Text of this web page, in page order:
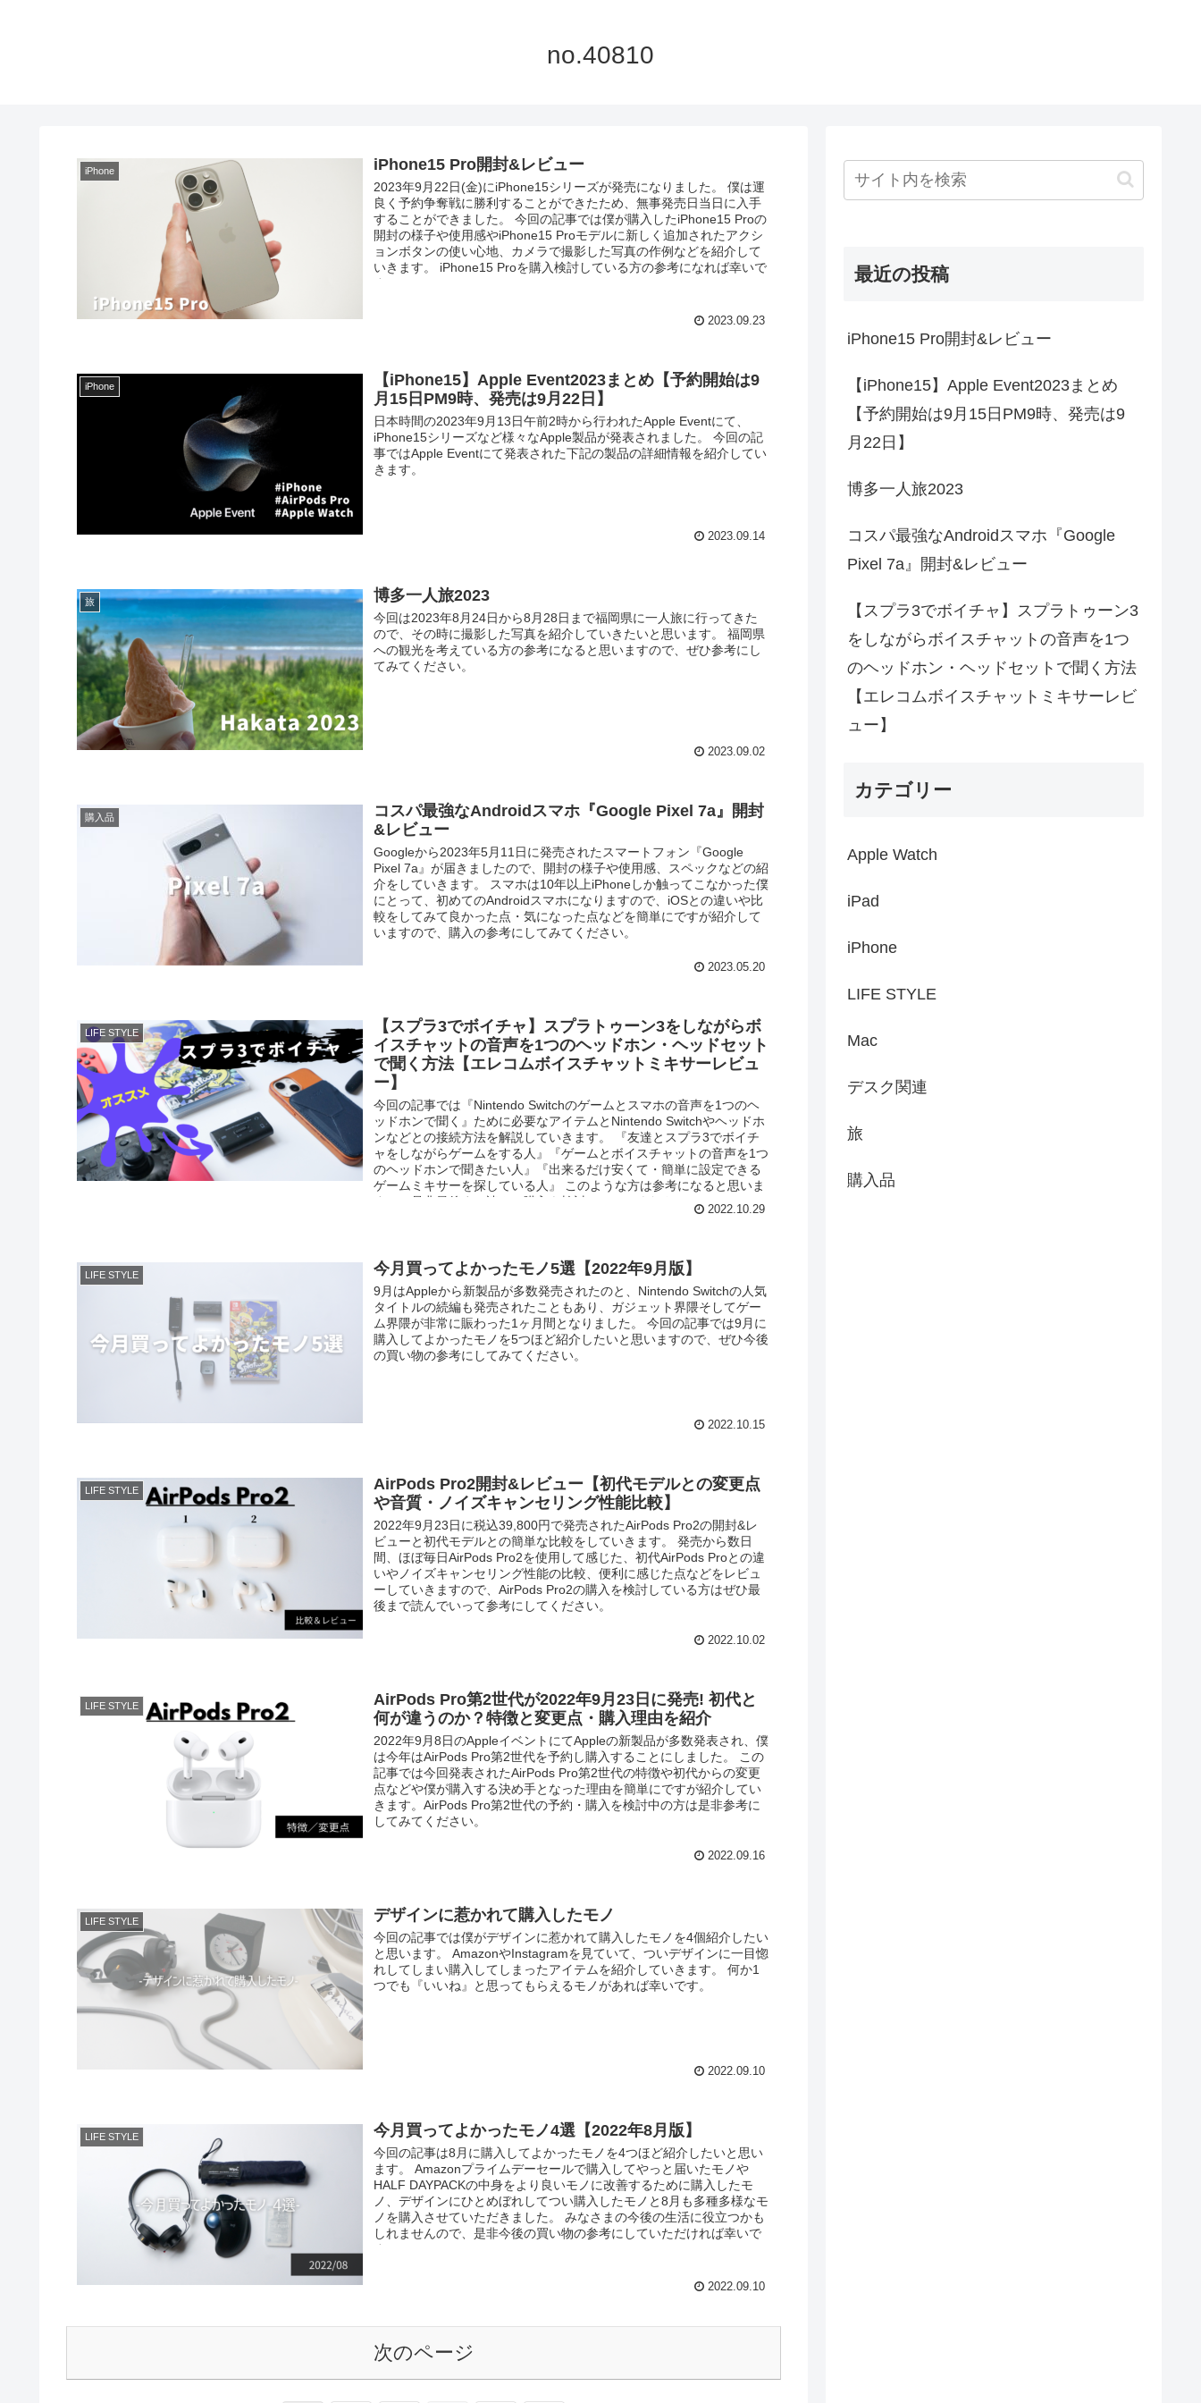
no.40810
iPhone iPhone15 Pro開封&レビュー
2023年9月22日(金)にiPhone15シリーズが発売になりました。 僕は運
良く予約争奪戦に勝利することができたため、無事発売日当日に入手
することができました。 今回の記事では僕が購入したiPhone15 Proの
開封の様子や使用感やiPhone15 Proモデルに新しく追加されたアクシ
ョンボタンの使い心地、カメラで撮影した写真の作例などを紹介して
いきます。 iPhone15 Proを購入検討している方の参考になれば幸いで
す。
2023.09.23
iPhone
【iPhone15】Apple Event2023まとめ【予約開始は9
月15日PM9時、発売は9月22日】
日本時間の2023年9月13日午前2時から行われたApple Eventにて、
iPhone15シリーズなど様々なApple製品が発表されました。 今回の記
事ではApple Eventにて発表された下記の製品の詳細情報を紹介してい
きます。
2023.09.14
旅 博多一人旅2023
今回は2023年8月24日から8月28日まで福岡県に一人旅に行ってきた
ので、その時に撮影した写真を紹介していきたいと思います。 福岡県
への観光を考えている方の参考になると思いますので、ぜひ参考にし
てみてください。
2023.09.02
購入品
コスパ最強なAndroidスマホ『Google Pixel 7a』開封
&レビュー
Googleから2023年5月11日に発売されたスマートフォン『Google
Pixel 7a』が届きましたので、開封の様子や使用感、スペックなどの紹
介をしていきます。 スマホは10年以上iPhoneしか触ってこなかった僕
にとって、初めてのAndroidスマホになりますので、iOSとの違いや比
較をしてみて良かった点・気になった点などを簡単にですが紹介して
いますので、購入の参考にしてみてください。
2023.05.20
LIFE STYLE
【スプラ3でボイチャ】スプラトゥーン3をしながらボ
イスチャットの音声を1つのヘッドホン・ヘッドセット
で聞く方法【エレコムボイスチャットミキサーレビュ
ー】
今回の記事では『Nintendo Switchのゲームとスマホの音声を1つのヘ
ッドホンで聞く』ために必要なアイテムとNintendo Switchやヘッドホ
ンなどとの接続方法を解説していきます。 『友達とスプラ3でボイチ
ャをしながらゲームをする人』『ゲームとボイスチャットの音声を1つ
のヘッドホンで聞きたい人』『出来るだけ安くて・簡単に設定できる
ゲームミキサーを探している人』 このような方は参考になると思いま
すので是非最後まで読んで購入を検討してみてください。
2022.10.29
LIFE STYLE 今月買ってよかったモノ5選【2022年9月版】
9月はAppleから新製品が多数発売されたのと、Nintendo Switchの人気
タイトルの続編も発売されたこともあり、ガジェット界隈そしてゲー
ム界隈が非常に賑わった1ヶ月間となりました。 今回の記事では9月に
購入してよかったモノを5つほど紹介したいと思いますので、ぜひ今後
の買い物の参考にしてみてください。
2022.10.15
LIFE STYLE
AirPods Pro2開封&レビュー【初代モデルとの変更点
や音質・ノイズキャンセリング性能比較】
2022年9月23日に税込39,800円で発売されたAirPods Pro2の開封&レ
ビューと初代モデルとの簡単な比較をしていきます。 発売から数日
間、ほぼ毎日AirPods Pro2を使用して感じた、初代AirPods Proとの違
いやノイズキャンセリング性能の比較、便利に感じた点などをレビュ
ーしていきますので、AirPods Pro2の購入を検討している方はぜひ最
後まで読んでいって参考にしてください。
2022.10.02
LIFE STYLE
AirPods Pro第2世代が2022年9月23日に発売! 初代と
何が違うのか？特徴と変更点・購入理由を紹介
2022年9月8日のAppleイベントにてAppleの新製品が多数発表され、僕
は今年はAirPods Pro第2世代を予約し購入することにしました。 この
記事では今回発表されたAirPods Pro第2世代の特徴や初代からの変更
点などや僕が購入する決め手となった理由を簡単にですが紹介してい
きます。AirPods Pro第2世代の予約・購入を検討中の方は是非参考に
してみてください。
2022.09.16
LIFE STYLE デザインに惹かれて購入したモノ
今回の記事では僕がデザインに惹かれて購入したモノを4個紹介したい
と思います。 AmazonやInstagramを見ていて、ついデザインに一目惚
れしてしまい購入してしまったアイテムを紹介していきます。 何か1
つでも『いいね』と思ってもらえるモノがあれば幸いです。
2022.09.10
LIFE STYLE 今月買ってよかったモノ4選【2022年8月版】
今回の記事は8月に購入してよかったモノを4つほど紹介したいと思い
ます。 Amazonプライムデーセールで購入してやっと届いたモノや
HALF DAYPACKの中身をより良いモノに改善するために購入したモ
ノ、デザインにひとめぼれしてつい購入したモノと8月も多種多様なモ
ノを購入させていただきました。 みなさまの今後の生活に役立つかも
しれませんので、是非今後の買い物の参考にしていただければ幸いで
す。
2022.09.10
次のページ
最近の投稿
iPhone15 Pro開封&レビュー
【iPhone15】Apple Event2023まとめ
【予約開始は9月15日PM9時、発売は9
月22日】
博多一人旅2023
コスパ最強なAndroidスマホ『Google
Pixel 7a』開封&レビュー
【スプラ3でボイチャ】スプラトゥーン3
をしながらボイスチャットの音声を1つ
のヘッドホン・ヘッドセットで聞く方法
【エレコムボイスチャットミキサーレビ
ュー】
カテゴリー
Apple Watch
iPad
iPhone
LIFE STYLE
Mac
デスク関連
旅
購入品